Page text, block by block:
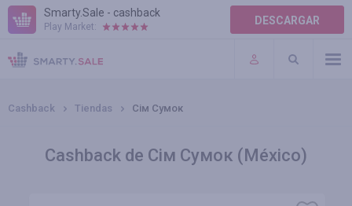
Smarty.Sale - cashback
Play Market: DESCARGAR
AYUDA
TÉRMINOS DE USO
Cashback Tiendas Сім Сумок
Cashback de Сім Сумок (México)